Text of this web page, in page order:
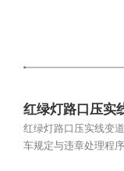
红绿灯路口压实
红绿灯路口压实线变
车规定与违章处理程